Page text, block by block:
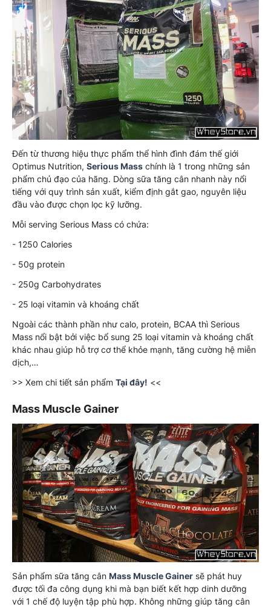
Đến từ thương hiệu thực phẩm thể hình đình đám thế giới
Optimus Nutrition, Serious Mass chính là 1 trong những sản
phẩm chủ đạo của hãng. Dòng sữa tăng cân nhanh này nổi
tiếng với quy trình sản xuất, kiểm định gắt gao, nguyên liệu
đầu vào được chọn lọc kỹ lưỡng.
Mỗi serving Serious Mass có chứa:
- 1250 Calories
- 50g protein
- 250g Carbohydrates
- 25 loại vitamin và khoáng chất
Ngoài các thành phần như calo, protein, BCAA thì Serious
Mass nổi bật bởi việc bổ sung 25 loại vitamin và khoáng chất
khác nhau giúp hỗ trợ cơ thể khỏe mạnh, tăng cường hệ miễn
dịch,…
>> Xem chi tiết sản phẩm Tại đây! <<
Mass Muscle Gainer
Sản phẩm sữa tăng cân Mass Muscle Gainer sẽ phát huy
được tối đa công dụng khi mà bạn biết kết hợp dinh dưỡng
với 1 chế độ luyện tập phù hợp. Không những giúp tăng cân